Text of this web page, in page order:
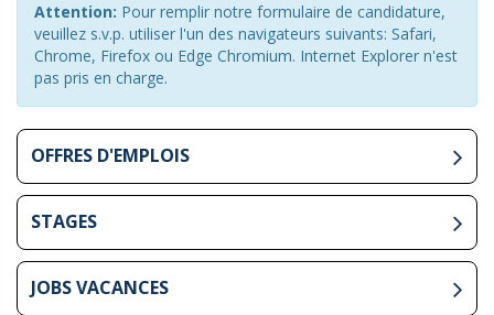
Attention: Pour remplir notre formulaire de candidature,
veuillez s.v.p. utiliser l'un des navigateurs suivants: Safari,
Chrome, Firefox ou Edge Chromium. Internet Explorer n'est
pas pris en charge.
OFFRES D'EMPLOIS
STAGES
JOBS VACANCES